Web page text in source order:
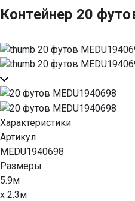
Контейнер 20
Характеристики
Артикул
MEDU1940698
Размеры
5.9м
x 2.3м